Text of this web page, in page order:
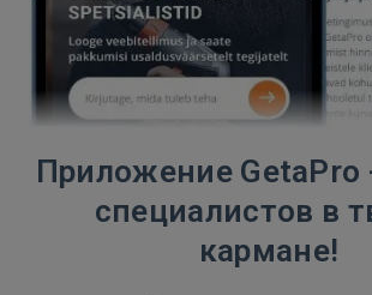
Приложение GetaPro
специалистов в
кармане!